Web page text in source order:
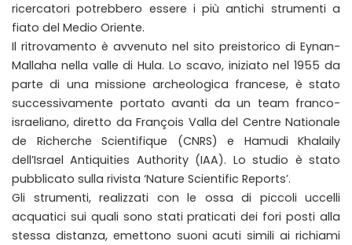
ricercatori potrebbero essere i più antichi strumenti a
fiato del Medio Oriente.
Il ritrovamento è avvenuto nel sito preistorico di Eynan-
Mallaha nella valle di Hula. Lo scavo, iniziato nel 1955 da
parte di una missione archeologica francese, è stato
successivamente portato avanti da un team franco-
israeliano, diretto da François Valla del Centre Nationale
de Richerche Scientifique (CNRS) e Hamudi Khalaily
dell’Israel Antiquities Authority (IAA). Lo studio è stato
pubblicato sulla rivista ‘Nature Scientific Reports’.
Gli strumenti, realizzati con le ossa di piccoli uccelli
acquatici sui quali sono stati praticati dei fori posti alla
stessa distanza, emettono suoni acuti simili ai richiami